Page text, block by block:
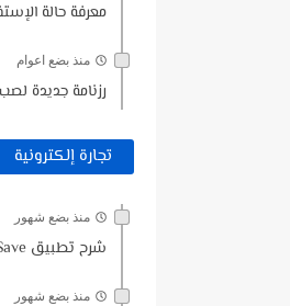
معرفة حالة
منذ بضع اعوام
رزنامة جديدة
تجارة إلكترونية
منذ بضع شهور
شرح تطبيق NSave: فتح حسابات بنكية بالدولار والأورو للمستخدمين العرب
منذ بضع شهور